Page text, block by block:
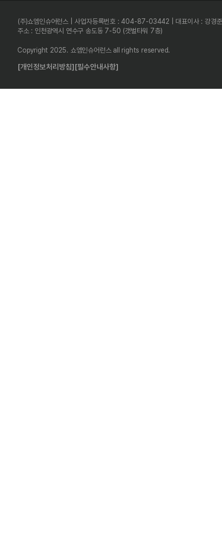
(주)쇼엠인슈어런스 | 사업자등록번호 : 404-87-03442 | 대표이사 : 강경준
주소 : 인천광역시 연수구 송도동 7-50 (갯벌타워 7층)
Copyright 2025. 쇼엠인슈어런스 all rights reserved.
[개인정보처리방침][필수안내사항]